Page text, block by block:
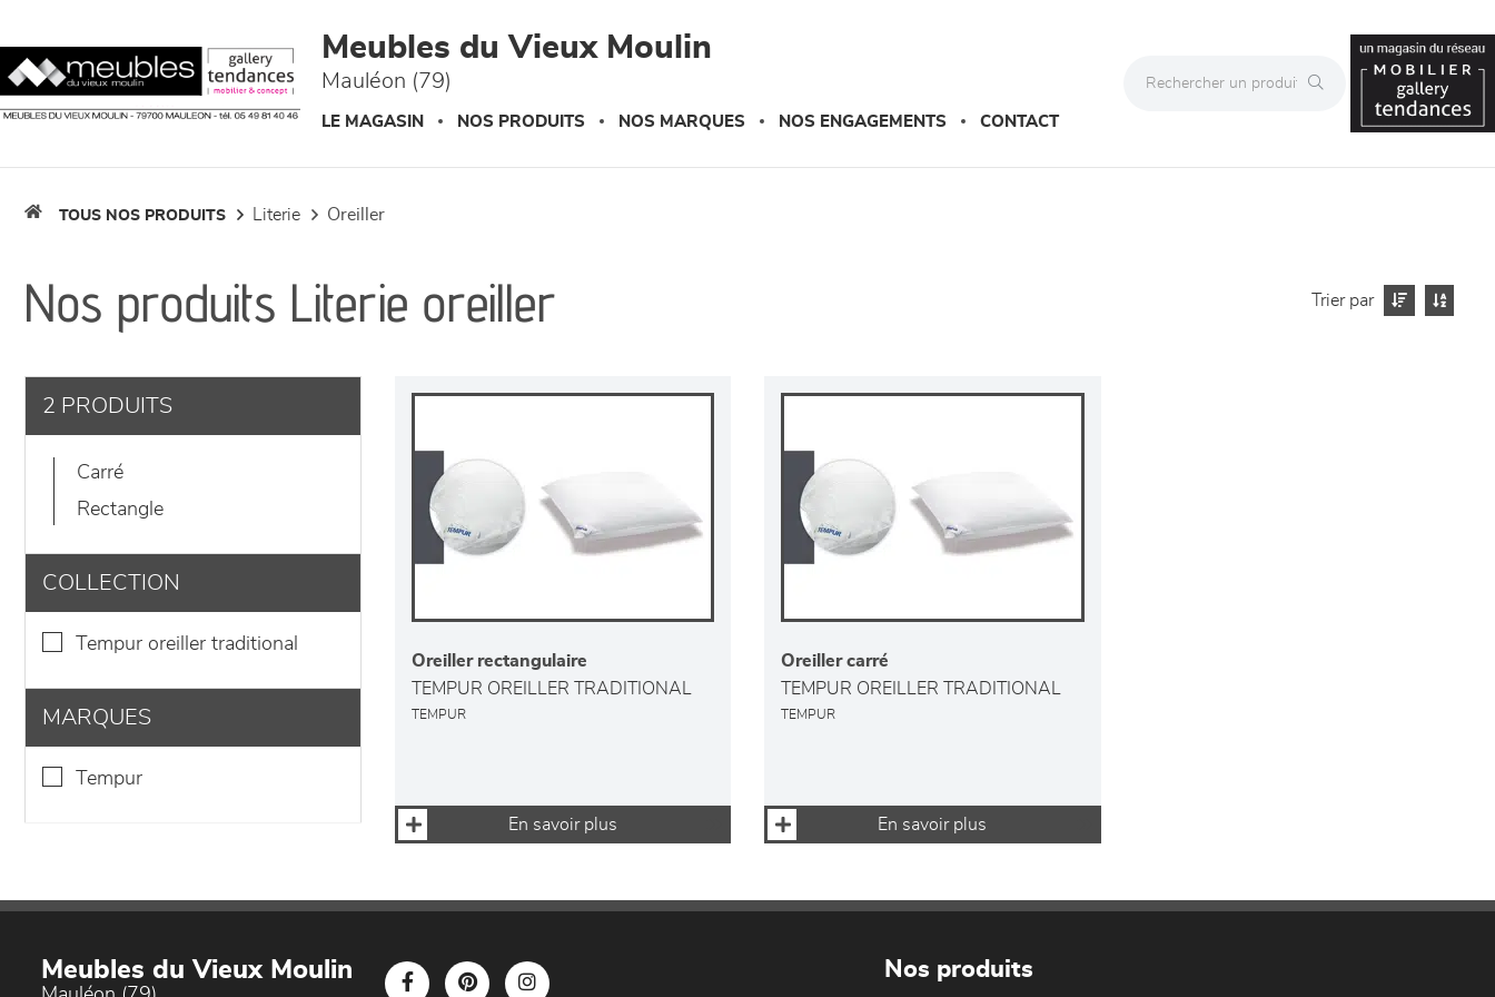
Meubles du Vieux Moulin
Mauléon (79)
LE MAGASIN NOS PRODUITS NOS MARQUES NOS ENGAGEMENTS CONTACT
TOUS NOS PRODUITS literie oreiller
Nos produits Literie oreiller Trier par
2 PRODUITS
carré
rectangle
COLLECTION
tempur oreiller traditional
MARQUES
tempur
Oreiller rectangulaire
TEMPUR OREILLER TRADITIONAL
TEMPUR
En savoir plus
Oreiller carré
TEMPUR OREILLER TRADITIONAL
TEMPUR
En savoir plus
Meubles du Vieux Moulin Nos produits